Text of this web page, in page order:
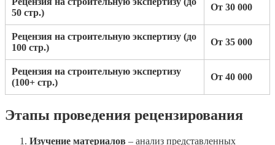
50 стр.)
От 30 000
Рецензия на строительную экспертизу (до
100 стр.)
От 35 000
Рецензия на строительную экспертизу
(100+ стр.)
От 40 000
Этапы проведения рецензирования
Изучение материалов – анализ представленных